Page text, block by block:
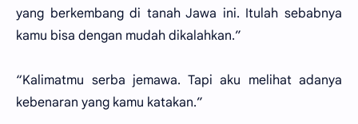
yang berkembang di tanah Jawa ini. Itulah sebabnya
kamu bisa dengan mudah dikalahkan.”
“Kalimatmu serba jemawa. Tapi aku melihat adanya
kebenaran yang kamu katakan.”